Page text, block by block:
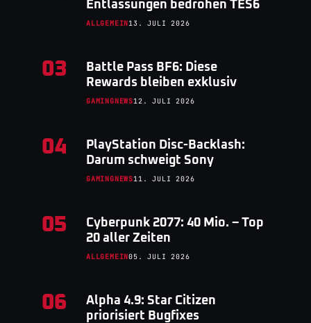
Entlassungen bedrohen TES6
ALLGEMEIN13. JULI 2026
03
Battle Pass BF6: Diese
Rewards bleiben exklusiv
GAMINGNEWS12. JULI 2026
04
PlayStation Disc-Backlash:
Darum schweigt Sony
GAMINGNEWS11. JULI 2026
05
Cyberpunk 2077: 40 Mio. – Top
20 aller Zeiten
ALLGEMEIN05. JULI 2026
06
Alpha 4.9: Star Citizen
priorisiert Bugfixes